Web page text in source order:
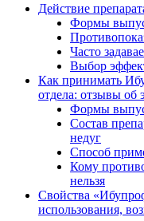
Действие
Формы
Часто
Выбор
Как принимать
отдела: отзывы об
Формы
Состав
недуг
Способ
Кому
нельзя
Свойства
использования,